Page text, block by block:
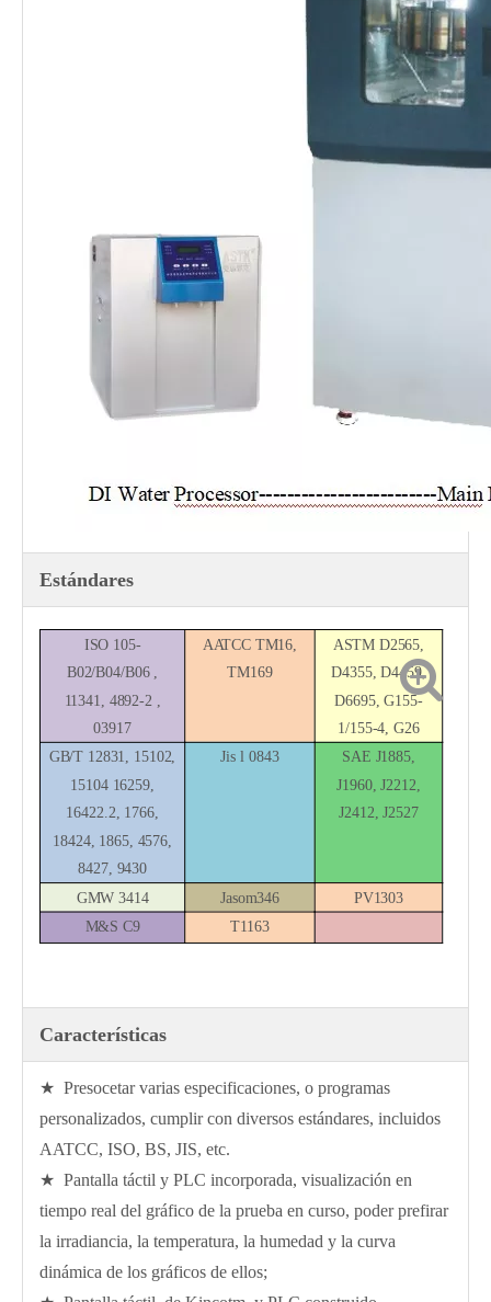
Estándares
ISO 105-
B02/B04/B06 ,
11341 4892-2
03917
AATCC TM16,
TM169
ASTM D2565,
D4355, D4459,
D6695, G155-
1/155-4, G26
GB/T 12831, 15102,
15104 16259,
16422.2, 1766,
18424, 1865, 4576,
8427, 9430
Jis l 0843
SAE J1885,
J1960, J2212,
J2412, J2527
GMW 3414 Jasom346
PV1303
M&S C9
T1163
Características
★ Presocetar varias especificaciones, o programas
personalizados, cumplir con diversos estándares, incluidos
AATCC, ISO, BS, JIS, etc.
★ Pantalla táctil y PLC incorporada, visualización en
tiempo real del gráfico de la prueba en curso, poder prefirar
la irradiancia, la temperatura, la humedad y la curva
dinámica de los gráficos de ellos;